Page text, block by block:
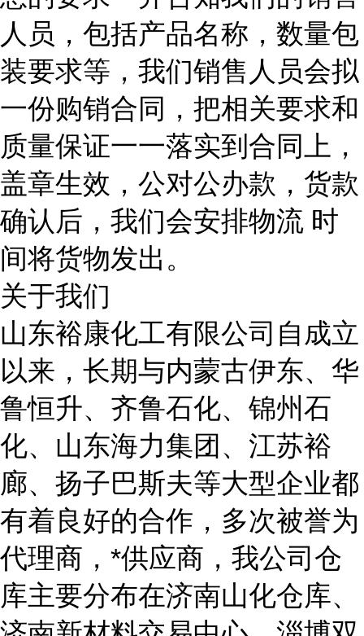
人员，包括产品名称，数量包
装要求等，我们销售人员会拟
一份购销合同，把相关要求和
质量保证一一落实到合同上，
盖章生效，公对公办款，货款
确认后，我们会安排物流 时
间将货物发出。
关于我们
山东裕康化工有限公司自成立
以来，长期与内蒙古伊东、华
鲁恒升、齐鲁石化、锦州石
化、山东海力集团、江苏裕
廊、扬子巴斯夫等大型企业都
有着良好的合作，多次被誉为
代理商，*供应商，我公司仓
库主要分布在济南山化仓库、